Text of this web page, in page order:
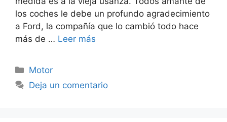
los coches le debe un profundo agradecimiento
a Ford, la compañía que lo cambió todo hace
más de … Leer más
Categorías
Motor
Deja un comentario